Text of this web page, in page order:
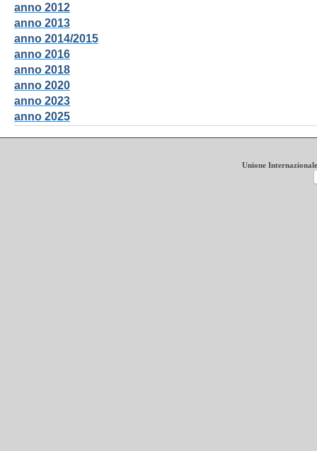
anno 2012
anno 2013
anno 2014/2015
anno 2016
anno 2018
anno 2020
anno 2023
anno 2025
Unione